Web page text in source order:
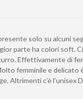
solo su alcuni
parte ha colori soft.
Effettivamente di
femminile e delicato
Altrimenti c’è l’unisex